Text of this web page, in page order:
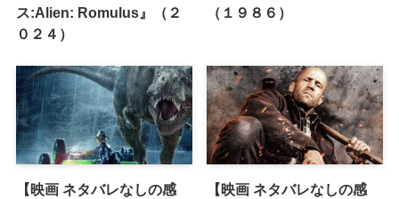
ス:Alien: Romulus』（２
０２４）
（１９８６）
【映画 ネタバレなしの感
【映画 ネタバレなしの感